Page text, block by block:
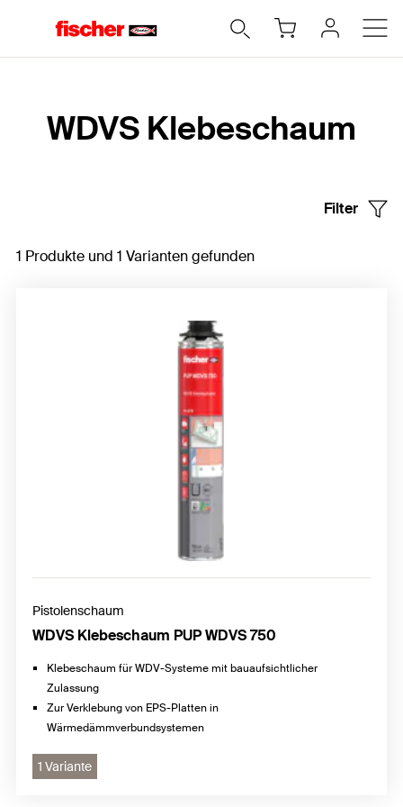
WDVS Klebeschaum
Filter
1 Produkte und 1 Varianten gefunden
Pistolenschaum
WDVS Klebeschaum PUP WDVS 750
Klebeschaum für WDV-Systeme mit bauaufsichtlicher
Zulassung
Zur Verklebung von EPS-Platten in
Wärmedämmverbundsystemen
1 Variante